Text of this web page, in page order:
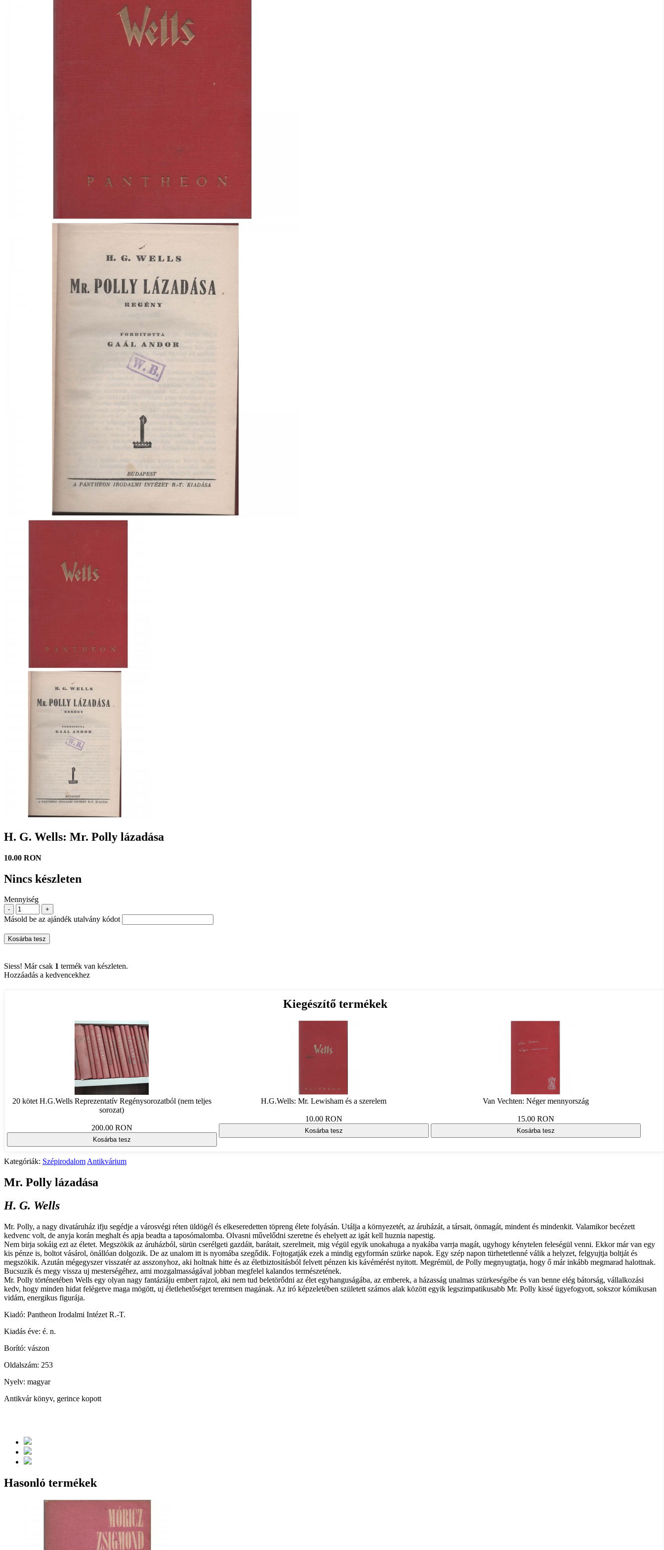
H. G. Wells: Mr. Polly lázadása
10.00 RON
Nincs készleten
Mennyiség
- +
Másold be az ajándék utalvány kódot
Kosárba tesz
Siess! Már csak 1 termék van készleten.
Hozzáadás a kedvencekhez
Kiegészítő termékek
20 kötet H.G.Wells Reprezentatív Regénysorozatból (nem teljes
sorozat)
200.00 RON
Kosárba tesz
H.G.Wells: Mr. Lewisham és a szerelem
10.00 RON
Kosárba tesz
Van Vechten: Néger mennyország
15.00 RON
Kosárba tesz
Kategóriák: SzépirodalomAntikvárium
Mr. Polly lázadása
H. G. Wells
Mr. Polly, a nagy divatáruház ifju segédje a városvégi réten üldögél és elkeseredetten töpreng élete folyásán. Utálja a környezetét, az áruházát, a társait, önmagát, mindent és mindenkit. Valamikor becézett
kedvenc volt, de anyja korán meghalt és apja beadta a taposómalomba. Olvasni művelődni szeretne és ehelyett az igát kell huznia napestig.
Nem birja sokáig ezt az életet. Megszökik az áruházból, sürün cserélgeti gazdáit, barátait, szerelmeit, mig végül egyik unokahuga a nyakába varrja magát, ugyhogy kénytelen feleségül venni. Ekkor már van egy
kis pénze is, boltot vásárol, önállóan dolgozik. De az unalom itt is nyomába szegődik. Fojtogatják ezek a mindig egyformán szürke napok. Egy szép napon türhetetlenné válik a helyzet, felgyujtja boltját és
megszökik. Azután mégegyszer visszatér az asszonyhoz, aki holtnak hitte és az életbiztositásból felvett pénzen kis kávémérést nyitott. Megrémül, de Polly megnyugtatja, hogy ő már inkább megmarad halottnak.
Bucsuzik és megy vissza uj mesterségéhez, ami mozgalmasságával jobban megfelel kalandos természetének.
Mr. Polly történetében Wells egy olyan nagy fantáziáju embert rajzol, aki nem tud beletörődni az élet egyhanguságába, az emberek, a házasság unalmas szürkeségébe és van benne elég bátorság, vállalkozási
kedv, hogy minden hidat felégetve maga mögött, uj életlehetőséget teremtsen magának. Az iró képzeletében született számos alak között egyik legszimpatikusabb Mr. Polly kissé ügyefogyott, sokszor kómikusan
vidám, energikus figurája.
Kiadó: Pantheon Irodalmi Intézet R.-T.
Kiadás éve: é. n.
Borító: vászon
Oldalszám: 253
Nyelv: magyar
Antikvár könyv, gerince kopott
Hasonló termékek